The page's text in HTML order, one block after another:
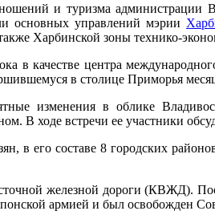
и туризма
основных управлений мэрии
Харбинской зоны технико-
в качестве центра
в столице Приморья
изменения в облике
В ходе встречи ее участники
в его составе 8 городских
железной дороги (КВЖД).
армией и был освобожден